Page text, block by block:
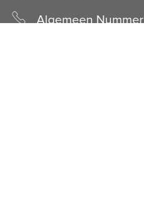
Algemeen Nummer